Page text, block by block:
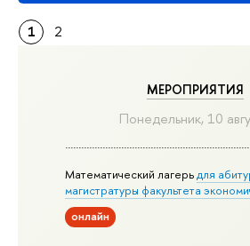
МЕРОПРИЯТИЯ
Понедельник, 10
Математический лагерьдля
магистратуры факультета
онлайн
1 2